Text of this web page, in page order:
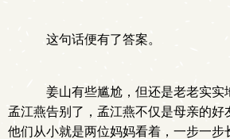
这句话便有了答案。
姜山有些尴尬，但还是老老实实
孟江燕告别了，孟江燕不仅是母亲的好
他们从小就是两位妈妈看着，一步一步